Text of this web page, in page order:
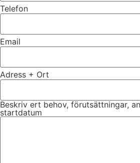
Telefon
Email
Adress + Ort
Beskriv ert behov, förutsättningar,
startdatum